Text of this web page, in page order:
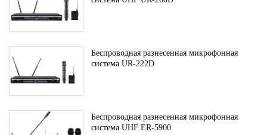
Беспроводная разнесенная микрофонная
система UR-222D
Беспроводная разнесенная микрофонная
система UHF ER-5900